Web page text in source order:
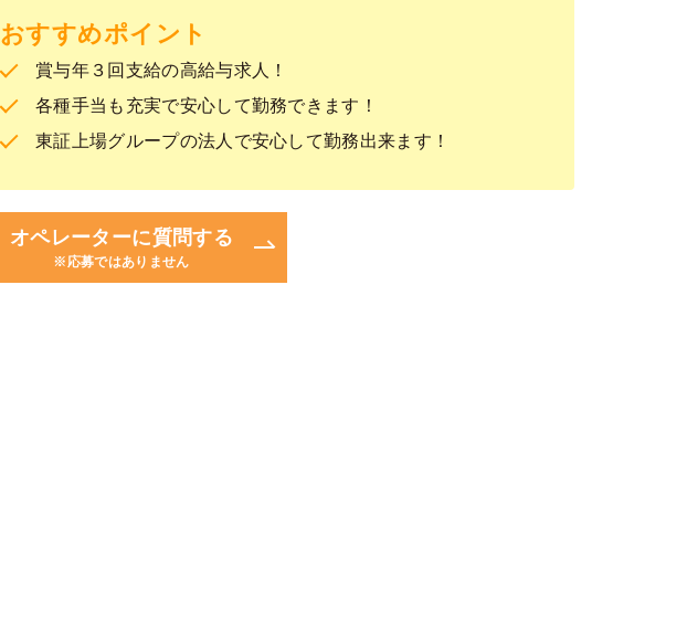
おすすめポイント
賞与年３回支給の高給与求人！
各種手当も充実で安心して勤務できます！
東証上場グループの法人で安心して勤務出来ます！
オペレーターに質問する
※応募ではありません